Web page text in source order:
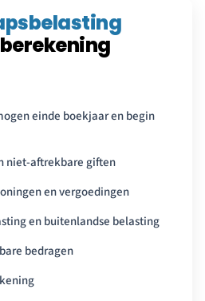
einde boekjaar en begin
niet-aftrekbare giften
en vergoedingen
en buitenlandse belasting
bedragen